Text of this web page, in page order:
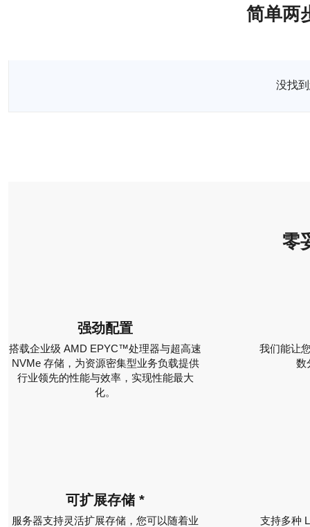
简单两
没找
零
强劲配置
搭载企业级 AMD EPYC™处理器与超高速
NVMe 存储，为资源密集型业务负载提供
行业领先的性能与效率，实现性能最大
化。
我们能让
数
可扩展存储 *
服务器支持灵活扩展存储，您可以随着业
支持多种